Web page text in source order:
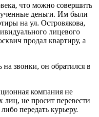
что можно совершить
деньги. Им были
на ул. Островякова,
лицевого
продал квартиру, а
на звонки, он обратился в
компания не
лиц, не просит перевести
передать курьеру.